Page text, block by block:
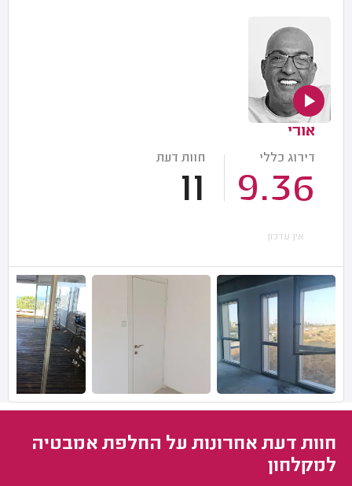
אורי
דירוג כללי
9.36
חוות דעת
11
אין עדכון
חוות דעת אחרונות על החלפת אמבטיה
למקלחון